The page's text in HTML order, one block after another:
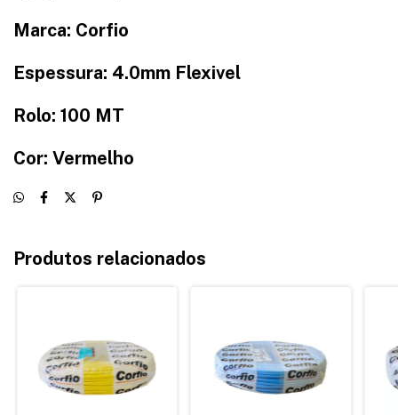
Marca: Corfio
Espessura: 4.0mm Flexivel
Rolo: 100 MT
Cor: Vermelho
Produtos relacionados